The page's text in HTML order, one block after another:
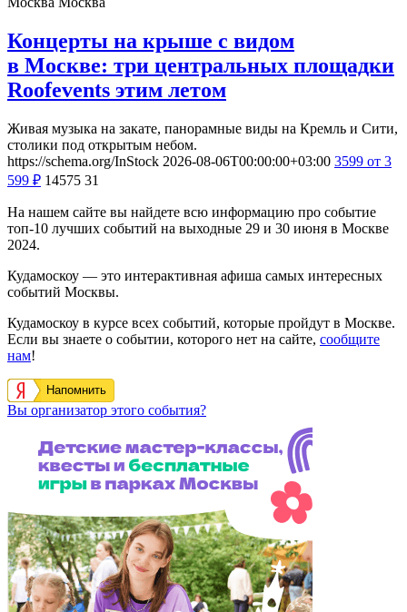
Концерты на крыше с видом
в Москве: три центральных площадки
Roofevents этим летом
Живая музыка на закате, панорамные виды на Кремль и Сити,
столики под открытым небом.
https://schema.org/InStock 2026-08-06T00:00:00+03:00 3599 от 3
599 ₽ 14575 31
На нашем сайте вы найдете всю информацию про событие
топ-10 лучших событий на выходные 29 и 30 июня в Москве
2024.
Кудамоскоу — это интерактивная афиша самых интересных
событий Москвы.
Кудамоскоу в курсе всех событий, которые пройдут в Москве.
Если вы знаете о событии, которого нет на сайте, сообщите
нам!
Напомнить
Вы организатор этого события?